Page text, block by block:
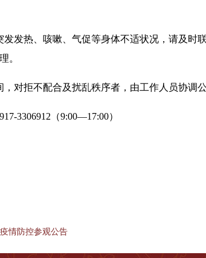
发发热、咳嗽、气促等身体不适状况，请及时
。
，对拒不配合及扰乱秩序者，由工作人员协调
3306912（9:00—17:00）
情防控参观公告